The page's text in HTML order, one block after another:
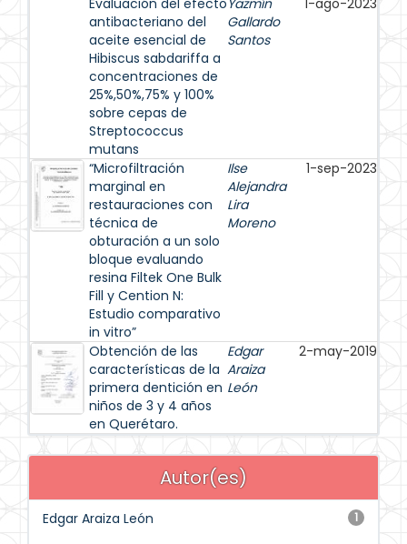
Evaluación del efecto
antibacteriano del
aceite esencial de
Hibiscus sabdariffa a
concentraciones de
25%,50%,75% y 100%
sobre cepas de
Streptococcus
mutans
Yazmín
Gallardo
Santos
1-ago-2023
“Microfiltración
marginal en
restauraciones con
técnica de
obturación a un solo
bloque evaluando
resina Filtek One Bulk
Fill y Cention N:
Estudio comparativo
in vitro”
Ilse
Alejandra
Lira
Moreno
1-sep-2023
Obtención de las
características de la
primera dentición en
niños de 3 y 4 años
en Querétaro.
Edgar
Araiza
León
2-may-2019
Autor(es)
1
Edgar Araiza León